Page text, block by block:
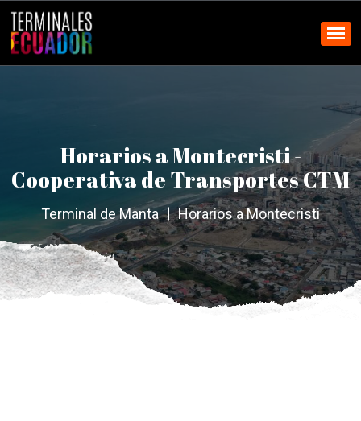
Horarios a Montecristi -
Cooperativa de Transportes CTM
Terminal de Manta Horarios a Montecristi